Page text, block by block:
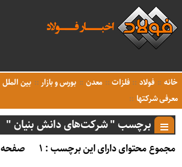
خانه فولاد فلزات معدن بورس و بازار بین الملل
معرفی شرکتها
برچسب " شرکت‌های دانش بنیان "
مجموع محتوای دارای این برچسب : ۱ صفحه ۱ از ۱